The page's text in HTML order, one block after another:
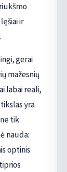
ir
gerai
mažesnių
labai reali,
yra
tik
nauda:
optinis